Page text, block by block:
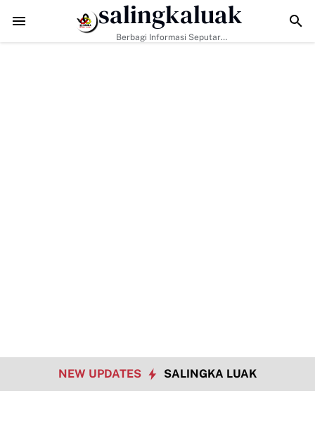
Era Digital, Arisal Aziz Ajak Masyarakat Perkuat Nilai Empat
salingkaluak
Berbagi Informasi Seputar
NEW UPDATES SALINGKA LUAK